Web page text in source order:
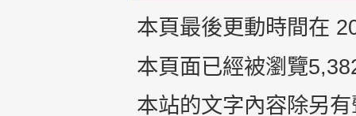
本頁最後更動時間在
本頁面已經被瀏覽
本站的文字內容除另